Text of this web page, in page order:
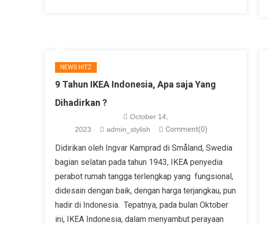
NEWS HITZ
9 Tahun IKEA Indonesia, Apa saja Yang
Dihadirkan ?
October 14,
2023
admin_stylish Comment(0)
Didirikan oleh Ingvar Kamprad di Småland, Swedia
bagian selatan pada tahun 1943, IKEA penyedia
perabot rumah tangga terlengkap yang fungsional,
didesain dengan baik, dengan harga terjangkau, pun
hadir di Indonesia. Tepatnya, pada bulan Oktober
ini, IKEA Indonesia, dalam menyambut perayaan